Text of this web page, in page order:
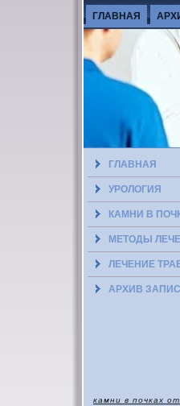
ГЛАВНАЯ
ГЛАВНАЯ
УРОЛОГИЯ
КАМНИ В
МЕТОДЫ
ЛЕЧЕНИЕ
АРХИВ
камни в почках